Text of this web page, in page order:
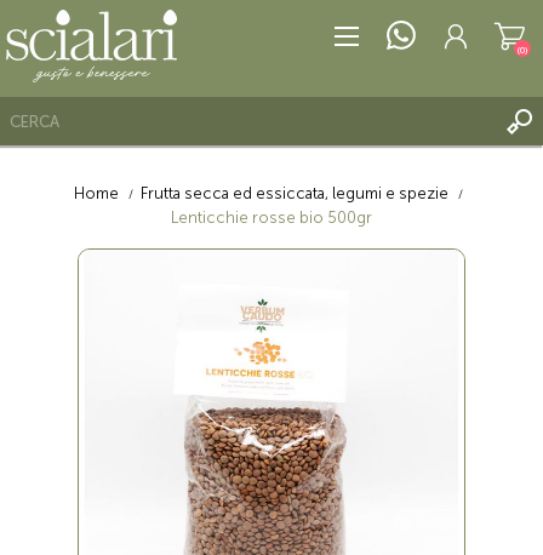
ACCESSO
(0)
Home
Frutta secca ed essiccata, legumi e spezie
Lenticchie rosse bio 500gr